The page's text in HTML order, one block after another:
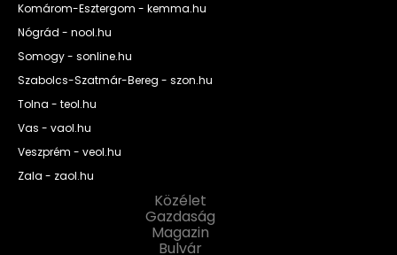
Komárom-Esztergom - kemma.hu
Nógrád - nool.hu
Somogy - sonline.hu
Szabolcs-Szatmár-Bereg - szon.hu
Tolna - teol.hu
Vas - vaol.hu
Veszprém - veol.hu
Zala - zaol.hu
Közélet
Gazdaság
Magazin
Bulvár